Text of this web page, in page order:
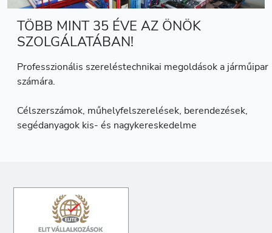
TÖBB MINT 35 ÉVE AZ ÖNÖK
SZOLGÁLATÁBAN!
Professzionális szereléstechnikai megoldások a járműipar
számára.
Célszerszámok, műhelyfelszerelések, berendezések,
segédanyagok kis- és nagykereskedelme